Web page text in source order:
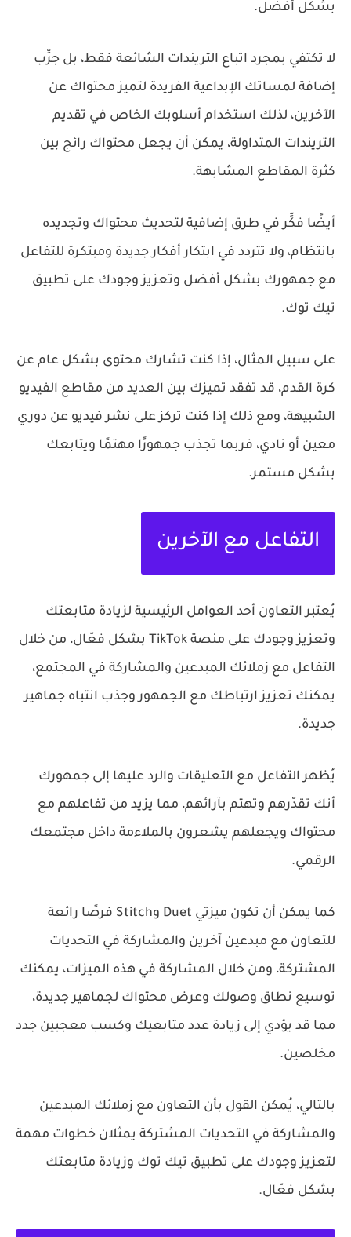
بشكل أفضل.
لا تكتفي بمجرد اتباع التريندات الشائعة فقط، بل جرِّب
إضافة لمساتك الإبداعية الفريدة لتميز محتواك عن
الآخرين، لذلك استخدام أسلوبك الخاص في تقديم
التريندات المتداولة، يمكن أن يجعل محتواك رائج بين
كثرة المقاطع المشابهة.
أيضًا فكِّر في طرق إضافية لتحديث محتواك وتجديده
بانتظام، ولا تتردد في ابتكار أفكار جديدة ومبتكرة للتفاعل
مع جمهورك بشكل أفضل وتعزيز وجودك على تطبيق
تيك توك.
على سبيل المثال، إذا كنت تشارك محتوى بشكل عام عن
كرة القدم، قد تفقد تميزك بين العديد من مقاطع الفيديو
الشبيهة، ومع ذلك إذا كنت تركز على نشر فيديو عن دوري
معين أو نادي، فربما تجذب جمهورًا مهتمًا ويتابعك
بشكل مستمر.
التفاعل مع الآخرين
يُعتبر التعاون أحد العوامل الرئيسية لزيادة متابعتك
وتعزيز وجودك على منصة TikTok بشكل فعّال، من خلال
التفاعل مع زملائك المبدعين والمشاركة في المجتمع،
يمكنك تعزيز ارتباطك مع الجمهور وجذب انتباه جماهير
جديدة.
يُظهر التفاعل مع التعليقات والرد عليها إلى جمهورك
أنك تقدّرهم وتهتم بآرائهم، مما يزيد من تفاعلهم مع
محتواك ويجعلهم يشعرون بالملاءمة داخل مجتمعك
الرقمي.
كما يمكن أن تكون ميزتي Duet وStitch فرصًا رائعة
للتعاون مع مبدعين آخرين والمشاركة في التحديات
المشتركة، ومن خلال المشاركة في هذه الميزات، يمكنك
توسيع نطاق وصولك وعرض محتواك لجماهير جديدة،
مما قد يؤدي إلى زيادة عدد متابعيك وكسب معجبين جدد
مخلصين.
بالتالي، يُمكن القول بأن التعاون مع زملائك المبدعين
والمشاركة في التحديات المشتركة يمثلان خطوات مهمة
لتعزيز وجودك على تطبيق تيك توك وزيادة متابعتك
بشكل فعّال.